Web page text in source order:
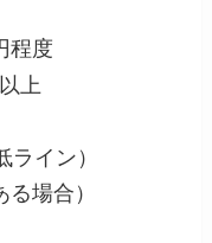
程度
上
イン）
場合）